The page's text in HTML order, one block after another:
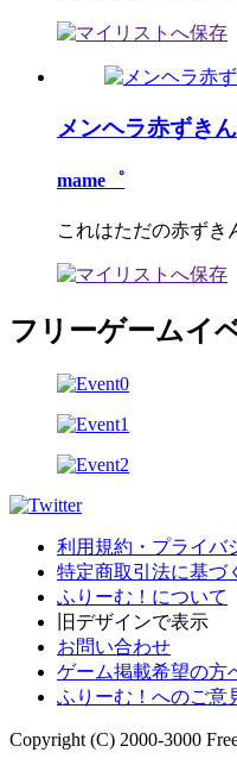
メンヘラ赤ずき
mame゜
これはただの赤ずき
フリーゲームイ
利用規約・プライバ
特定商取引法に基づ
ふりーむ！について
旧デザインで表示
お問い合わせ
ゲーム掲載希望の方
ふりーむ！へのご意
Copyright (C) 2000-3000